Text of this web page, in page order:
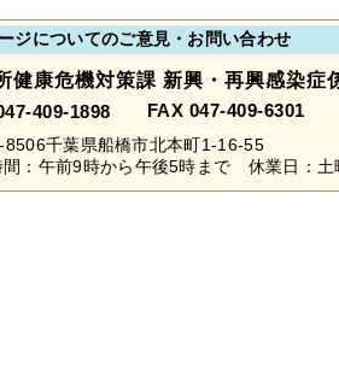
ジについてのご意見・お問い合わせ
健康危機対策課 新興・再興感染症
409-1898 FAX 047-409-6301
8506千葉県船橋市北本町1-16-55
間：午前9時から午後5時まで 休業日：